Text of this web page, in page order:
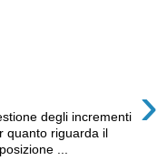
›
degli incrementi
quanto riguarda il
...